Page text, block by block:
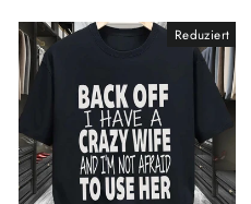
Reduziert